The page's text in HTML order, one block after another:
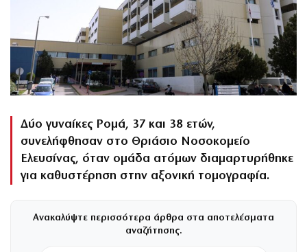
Δύο γυναίκες Ρομά, 37 και 38 ετών,
συνελήφθησαν στο Θριάσιο Νοσοκομείο
Ελευσίνας, όταν ομάδα ατόμων διαμαρτυρήθηκε
για καθυστέρηση στην αξονική τομογραφία.
Ανακαλύψτε περισσότερα άρθρα στα αποτελέσματα
αναζήτησης.